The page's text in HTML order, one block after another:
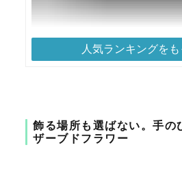
人気ランキングを
飾る場所も選ばない。手の
ザーブドフラワー